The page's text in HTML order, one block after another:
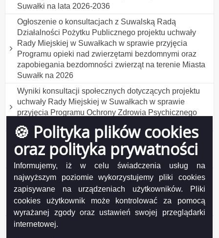
🍪 Polityka plików cookies
oraz polityka prywatności
Informujemy, iż w celu świadczenia usług na
najwyższym poziomie wykorzystujemy pliki cookies
zapisywane na urządzeniach użytkowników. Pliki
cookies użytkownik może kontrolować za pomocą
wyrażanej zgody oraz ustawień swojej przeglądarki
internetowej.
Suwałki na lata 2026-2036
Ogłoszenie o konsultacjach z Suwalską Radą
Działalności Pożytku Publicznego projektu uchwały
Rady Miejskiej w Suwałkach w sprawie przyjęcia
Programu opieki nad zwierzętami bezdomnymi oraz
zapobiegania bezdomności zwierząt na terenie Miasta
Suwałk na 2026
Wyniki konsultacji społecznych dotyczących projektu
uchwały Rady Miejskiej w Suwałkach w sprawie
przyjęcia Programu Ochrony Zdrowia Psychicznego
Mieszkańców Suwałk do 2030 roku
Wyniki konsultacji społecznych projektu uchwały Rady
Miejskiej w Suwałkach w sprawie ustanowienia tytułu
honorowego Mecenas Suwalskiego Sportu
Ogłoszenie o konsultacjach z SRDPP projektu
uchwały Rady Miejskiej w Suwałkach w sprawie
ustanowienia tytułu honorowego Mecenas
Suwalskiego Sportu
Ogłoszenie o konsultacjach z SRDPP projektu